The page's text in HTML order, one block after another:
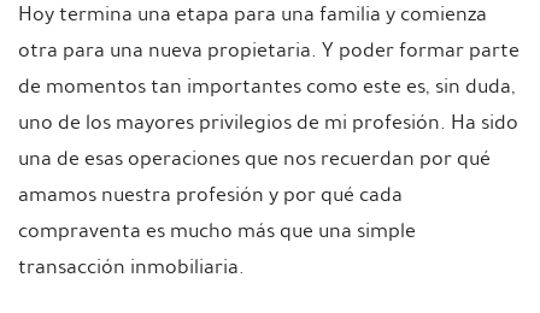
Hoy termina una etapa para una familia y comienza
otra para una nueva propietaria. Y poder formar parte
de momentos tan importantes como este es, sin duda,
uno de los mayores privilegios de mi profesión. Ha sido
una de esas operaciones que nos recuerdan por qué
amamos nuestra profesión y por qué cada
compraventa es mucho más que una simple
transacción inmobiliaria.